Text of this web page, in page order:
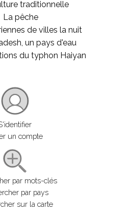
traditionnelle
La pêche
de villes la nuit
un pays d'eau
du typhon Haiyan
un compte
par mots-clés
par pays
sur la carte